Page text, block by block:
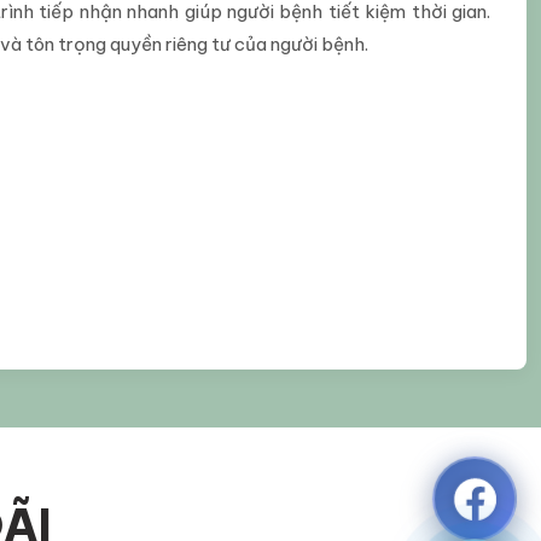
tiếp nhận nhanh giúp người bệnh tiết kiệm thời gian.
tôn trọng quyền riêng tư của người bệnh.